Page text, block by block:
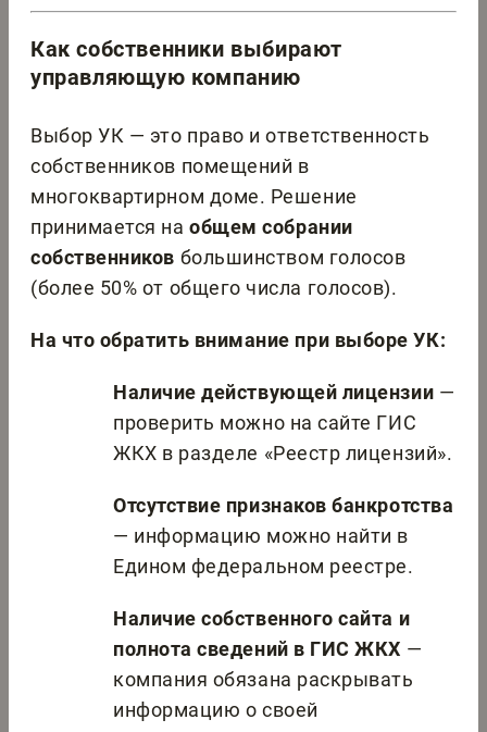
Как собственники выбирают
управляющую компанию
Выбор УК — это право и ответственность
собственников помещений в
многоквартирном доме. Решение
принимается наобщем собрании
собственников большинством голосов
(более 50% от общего числа голосов).
На что обратить внимание при выборе УК:
Наличие действующей лицензии —
проверить можно на сайте ГИС
ЖКХ в разделе «Реестр лицензий».
Отсутствие признаков банкротства
— информацию можно найти в
Едином федеральном реестре.
Наличие собственного сайта и
полнота сведений в ГИС ЖКХ —
компания обязана раскрывать
информацию о своей